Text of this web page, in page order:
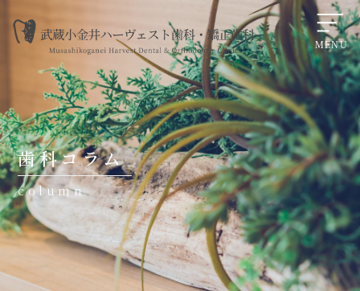
歯ぎしり・食いしばりが招く歯へのダメージ――原因・症状・マ
歯科コラム
column